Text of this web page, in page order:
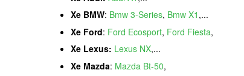
Xe BMW: Bmw 3-Series, Bmw X1 ,...
Xe Ford: Ford Ecosport, Ford Fiesta,
Xe Lexus: Lexus NX,...
Xe Mazda: Mazda Bt-50,